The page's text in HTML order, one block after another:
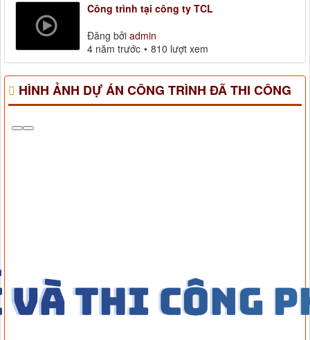
Công trình tại công ty TCL
Đăng bởi admin
4 năm trước
810 lượt xem
HÌNH ẢNH DỰ ÁN CÔNG TRÌNH ĐÃ THI CÔNG